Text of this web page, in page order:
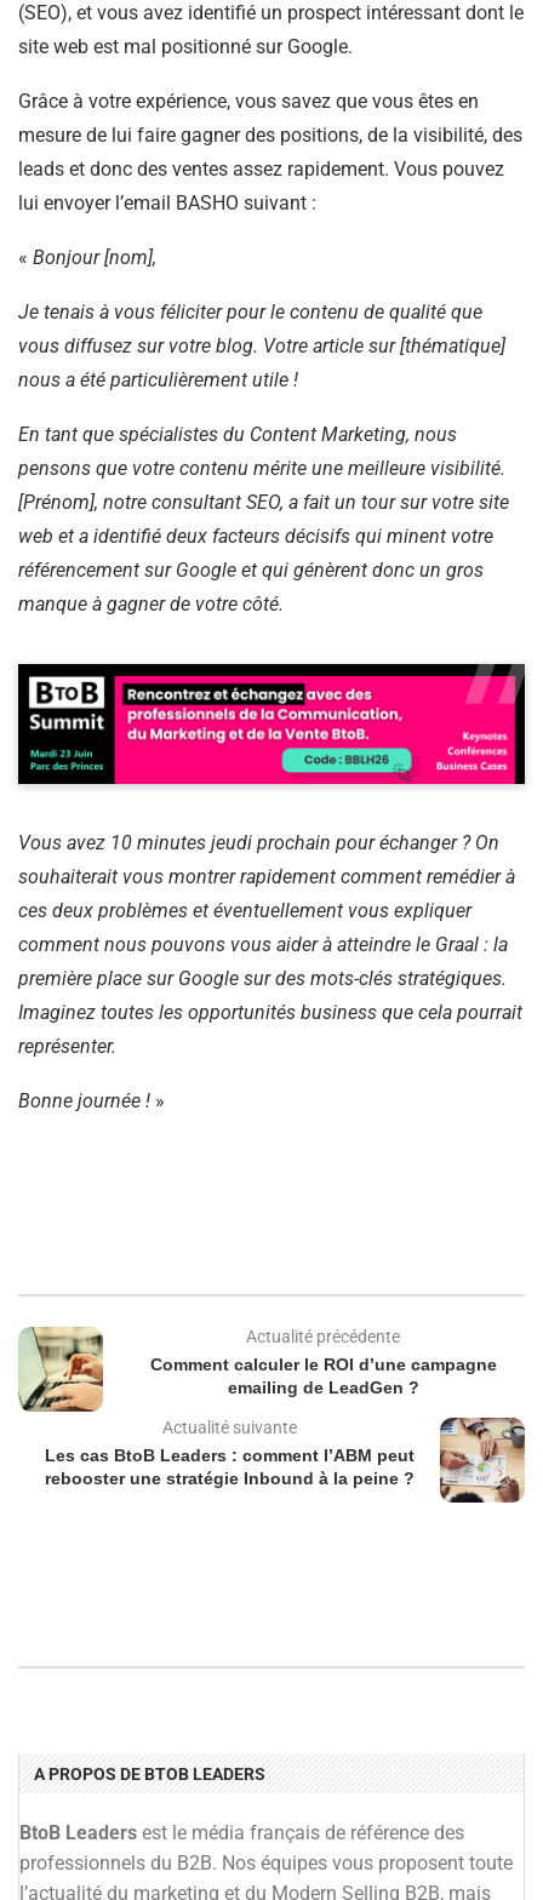
(SEO), et vous avez identifié un prospect intéressant dont le
site web est mal positionné sur Google.
Grâce à votre expérience, vous savez que vous êtes en
mesure de lui faire gagner des positions, de la visibilité, des
leads et donc des ventes assez rapidement. Vous pouvez
lui envoyer l’email BASHO suivant :
« Bonjour [nom],
Je tenais à vous féliciter pour le contenu de qualité que
vous diffusez sur votre blog. Votre article sur [thématique]
nous a été particulièrement utile !
En tant que spécialistes du Content Marketing, nous
pensons que votre contenu mérite une meilleure visibilité.
[Prénom], notre consultant SEO, a fait un tour sur votre site
web et a identifié deux facteurs décisifs qui minent votre
référencement sur Google et qui génèrent donc un gros
manque à gagner de votre côté.
Vous avez 10 minutes jeudi prochain pour échanger ? On
souhaiterait vous montrer rapidement comment remédier à
ces deux problèmes et éventuellement vous expliquer
comment nous pouvons vous aider à atteindre le Graal : la
première place sur Google sur des mots-clés stratégiques.
Imaginez toutes les opportunités business que cela pourrait
représenter.
Bonne journée ! »
Actualité précédente
Comment calculer le ROI d’une campagne
emailing de LeadGen ?
Actualité suivante
Les cas BtoB Leaders : comment l’ABM peut
rebooster une stratégie Inbound à la peine ?
A PROPOS DE BTOB LEADERS
BtoB Leaders est le média français de référence des
professionnels du B2B. Nos équipes vous proposent toute
l’actualité du marketing et du Modern Selling B2B, mais